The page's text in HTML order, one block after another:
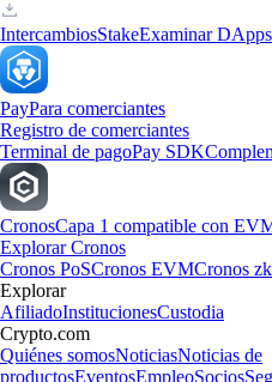
IntercambiosStakeExaminar DApps
PayPara comerciantes
Registro de comerciantes
Terminal de pagoPay SDK
CronosCapa 1 compatible con
Explorar Cronos
Cronos PoSCronos EVMCronos
Explorar
AfiliadoInstitucionesCustodia
Crypto.com
Quiénes somosNoticiasNoticias de
productosEventosEmpleoSocios